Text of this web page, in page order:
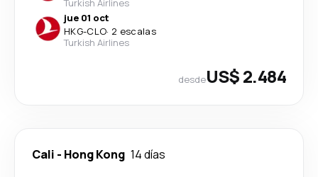
Turkish Airlines
jue 01 oct
HKG-CLO· 2 escalas
Turkish Airlines
desdeUS$ 2.484
Cali - Hong Kong 14 días